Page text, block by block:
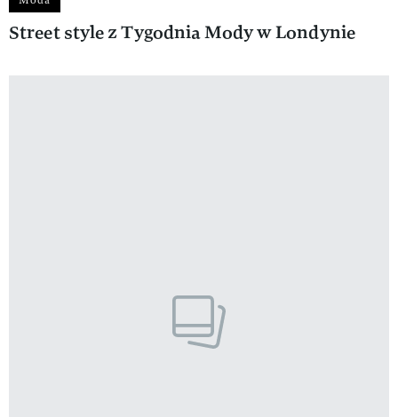
Street style z Tygodnia Mody w Londynie